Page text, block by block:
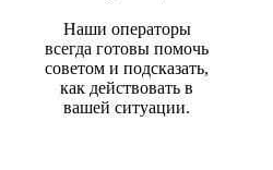
Наши операторы
всегда готовы помочь
советом и подсказать,
как действовать в
вашей ситуации.